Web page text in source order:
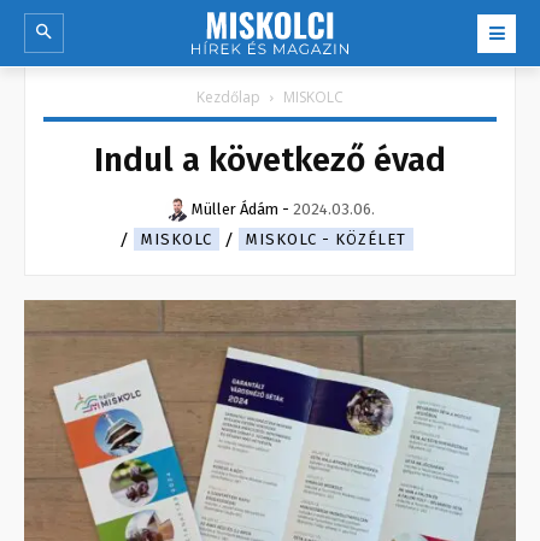
Kezdőlap MISKOLC
Indul a következő évad
Müller Ádám - 2024.03.06.
MISKOLC
MISKOLC - KÖZÉLET